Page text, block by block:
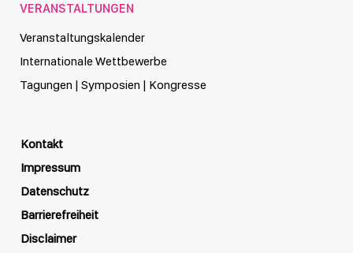
VERANSTALTUNGEN
Veranstaltungskalender
Internationale Wettbewerbe
Tagungen | Symposien | Kongresse
Kontakt
Impressum
Datenschutz
Barrierefreiheit
Disclaimer